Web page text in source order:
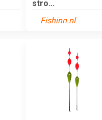
stro...
Fishinn.nl